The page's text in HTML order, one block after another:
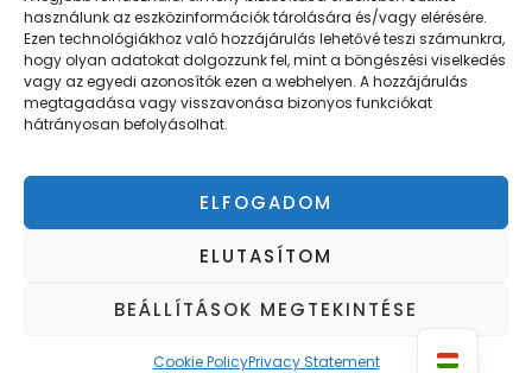
használunk az eszközinformációk tárolására és/vagy elérésére.
Ezen technológiákhoz való hozzájárulás lehetővé teszi számunkra,
hogy olyan adatokat dolgozzunk fel, mint a böngészési viselkedés
vagy az egyedi azonosítók ezen a webhelyen. A hozzájárulás
megtagadása vagy visszavonása bizonyos funkciókat
hátrányosan befolyásolhat.
ELFOGADOM
ELUTASÍTOM
BEÁLLÍTÁSOK MEGTEKINTÉSE
Cookie PolicyPrivacy Statement
FELÍRATKOZÁS
Copyright © WELOVEVENT
Adatvédelmi irányelvek
Impresszum